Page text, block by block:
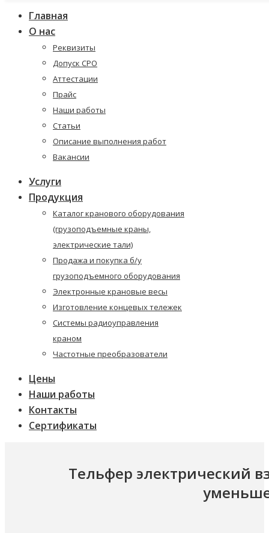
Главная
О нас
Реквизиты
Допуск СРО
Аттестации
Прайс
Наши работы
Статьи
Описание выполнения работ
Вакансии
Услуги
Продукция
Каталог кранового оборудования
(грузоподъемные краны,
электрические тали)
Продажа и покупка б/у
грузоподъемного оборудования
Электронные крановые весы
Изготовление концевых тележек
Системы радиоуправления
краном
Частотные преобразователи
Цены
Наши работы
Контакты
Сертификаты
Тельфер электрический